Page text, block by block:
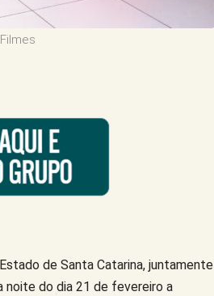
de Santa Catarina, juntamente
noite do dia 21 de fevereiro a